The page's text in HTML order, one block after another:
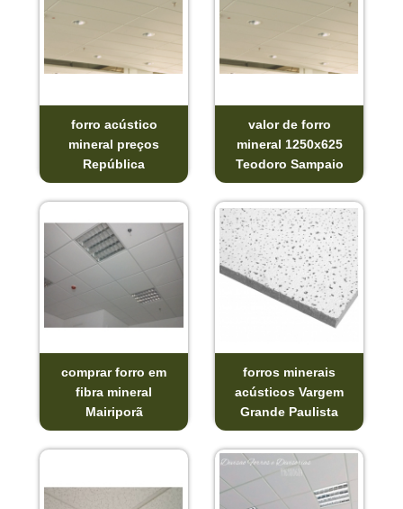
forro acústico
mineral preços
República
valor de forro
mineral 1250x625
Teodoro Sampaio
comprar forro em
fibra mineral
Mairiporã
forros minerais
acústicos Vargem
Grande Paulista